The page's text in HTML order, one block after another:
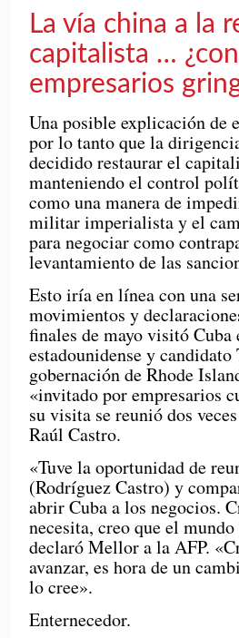
La vía china a la
capitalista … ¿con
empresarios
Una posible explicación de
por lo tanto que la
decidido restaurar el
manteniendo el control
como una manera de
militar imperialista y el
para negociar como
levantamiento de las
Esto iría en línea con una
movimientos y
finales de mayo visitó Cuba
estadounidense y
gobernación de Rhode
«invitado por empresarios
su visita se reunió dos
Raúl Castro.
«Tuve la oportunidad de
(Rodríguez Castro) y
abrir Cuba a los negocios.
necesita, creo que el
declaró Mellor a la AFP.
avanzar, es hora de un
lo cree».
Enternecedor.